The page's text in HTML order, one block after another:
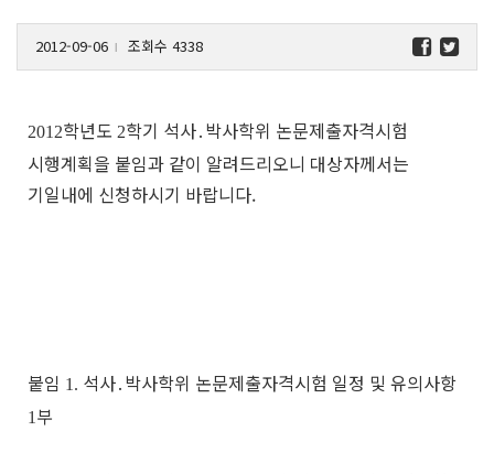
2012-09-06 l 조회수 4338
2012학년도 2학기 석사․박사학위 논문제출자격시험
시행계획을 붙임과 같이 알려드리오니 대상자께서는
기일내에 신청하시기 바랍니다.
붙임 1. 석사․박사학위 논문제출자격시험 일정 및 유의사항
1 부